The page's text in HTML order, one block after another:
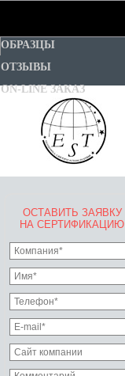
ОБРАЗЦЫ
ОТЗЫВЫ
ON-LINE ЗАКАЗ
ОСТАВИТЬ ЗАЯВКУ
НА СЕРТИФИКАЦИЮ